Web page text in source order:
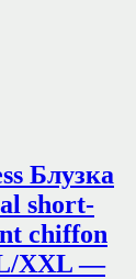
Блузка
short-
chiffon
XXL —